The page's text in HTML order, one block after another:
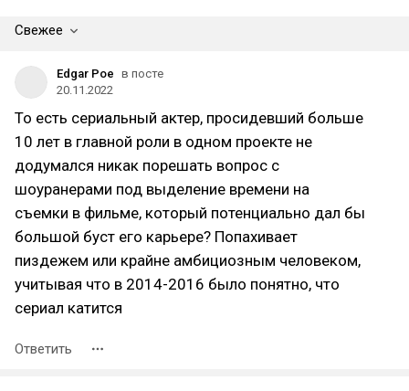
Свежее
Edgar Poe в посте
20.11.2022
То есть сериальный актер, просидевший больше
10 лет в главной роли в одном проекте не
додумался никак порешать вопрос с
шоуранерами под выделение времени на
съемки в фильме, который потенциально дал бы
большой буст его карьере? Попахивает
пиздежем или крайне амбициозным человеком,
учитывая что в 2014-2016 было понятно, что
сериал катится
Ответить